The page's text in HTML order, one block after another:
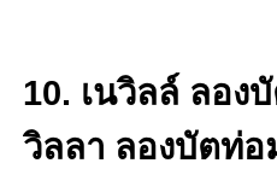
10. เนวิลล์ ลอง
วิลลา ลองบัตท่อ